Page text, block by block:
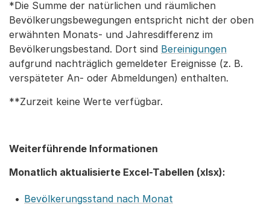
*Die Summe der natürlichen und räumlichen
Bevölkerungsbewegungen entspricht nicht der oben
erwähnten Monats- und Jahresdifferenz im
Bevölkerungsbestand. Dort sind Bereinigungen
aufgrund nachträglich gemeldeter Ereignisse (z. B.
verspäteter An- oder Abmeldungen) enthalten.
**Zurzeit keine Werte verfügbar.
Weiterführende Informationen
Monatlich aktualisierte Excel-Tabellen (xlsx):
Bevölkerungsstand nach Monat